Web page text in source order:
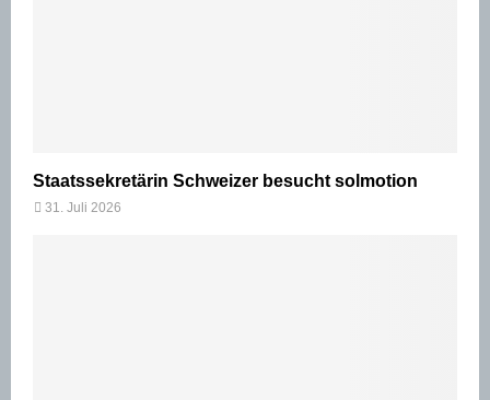
Staatssekretärin Schweizer besucht solmotion
31. Juli 2026